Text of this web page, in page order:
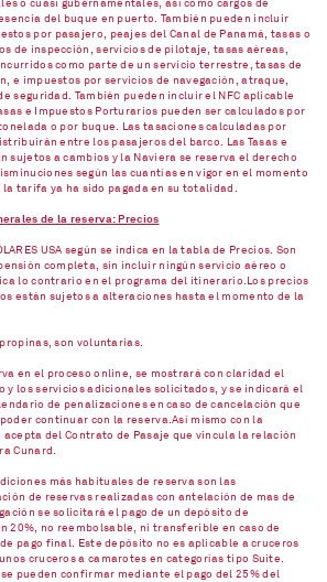
o cuasi gubernamentales, así como cargos de
del buque en puerto. También pueden incluir
por pasajero, peajes del Canal de Panamá, tasas o
de inspección, servicios de pilotaje, tasas aéreas,
como parte de un servicio terrestre, tasas de
e impuestos por servicios de navegación, atraque,
seguridad. También pueden incluir el NFC aplicable
e Impuestos Porturarios pueden ser calculados por
o por buque. Las tasaciones calculadas por
entre los pasajeros del barco. Las Tasas e
sujetos a cambios y la Naviera se reserva el derecho
según las cuantías en vigor en el momento
tarifa ya ha sido pagada en su totalidad.
de la reserva: Precios
USA según se indica en la tabla de Precios. Son
pensión completa, sin incluir ningún servicio aéreo o
lo contrario en el programa del itinerario.Los precios
están sujetos a alteraciones hasta el momento de la
son voluntarias.
en el proceso online, se mostrará con claridad el
y los servicios adicionales solicitados, y se indicará el
de penalizaciones en caso de cancelación que
continuar con la reserva.Así mismo con la
del Contrato de Pasaje que vincula la relación
Cunard.
más habituales de reserva son las
de reservas realizadas con antelación de mas de
se solicitará el pago de un depósito de
20%, no reembolsable, ni transferible en caso de
pago final. Este depósito no es aplicable a cruceros
cruceros a camarotes en categorías tipo Suite.
pueden confirmar mediante el pago del 25% del